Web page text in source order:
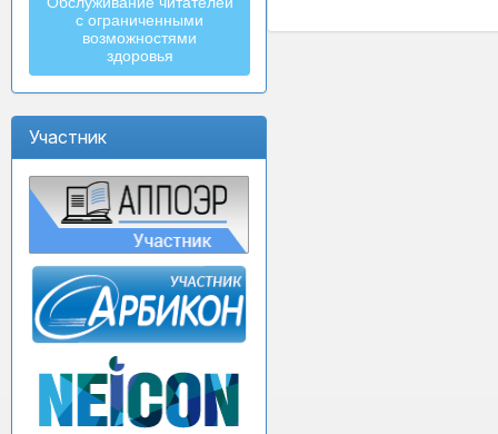
с ограниченными
возможностями
здоровья
Участник